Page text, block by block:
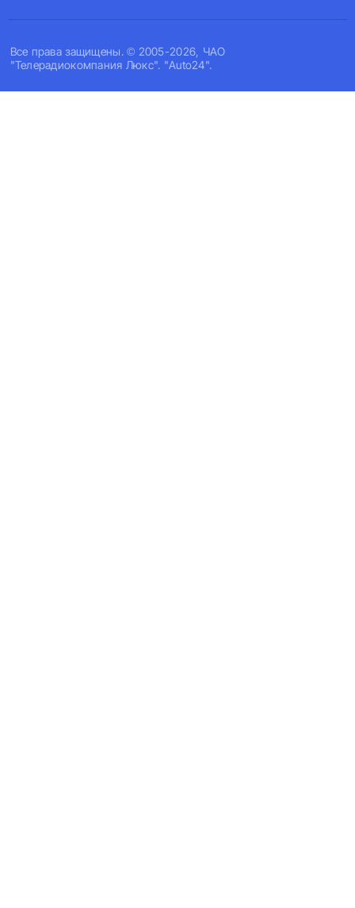
Все права защищены. © 2005-2026, ЧАО
"Телерадиокомпания Люкс". "Auto24".